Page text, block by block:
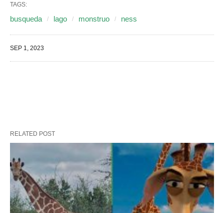
TAGS:
busqueda lago monstruo ness
SEP 1, 2023
RELATED POST